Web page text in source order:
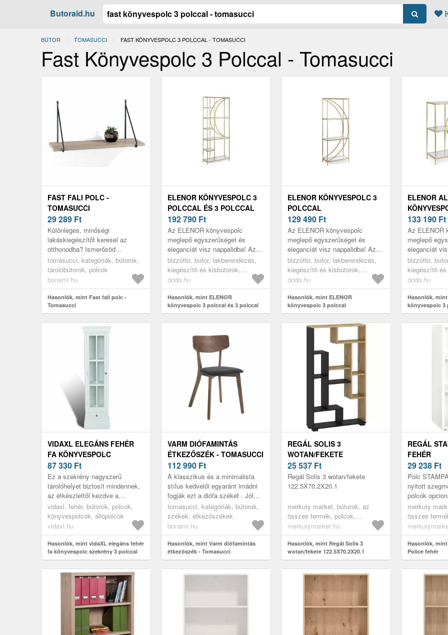
Butoraid.hu
BÚTOR TOMASUCCI JELENLEGI:
FAST KÖNYVESPOLC 3 POLCCAL - TOMASUCCI
Fast Könyvespolc 3 Polccal - Tomasucci
FAST FALI POLC -
TOMASUCCI
29 289 Ft
Különleges, minőségi
lakáskiegészítőt keresel az
otthonodba? Ismerősöd
szülinapja közeleg, és
meglepnéd egy stílusos
aprósággal? Mindkét esetben
tomasucci, kategóriák, bútorok,
tárolóbútorok, polcok
bonami.hu
Hasonlók, mint Fast fali polc -
Tomasucci
ELENOR KÖNYVESPOLC 3
POLCCAL ÉS 3 POLCCAL
192 790 Ft
Az ELENOR könyvespolc
meglepő egyszerűséget és
eleganciát visz nappalidba! Az
arany színnel bevont keret és
fehér polcok remekül
harmonizálnak más ...
bizzotto, bútor, lakberendezés,
kiegészítõ és kisbútorok,
könyvespolc, könyvszekrény
dodo.hu
Hasonlók, mint ELENOR
könyvespolc 3 polccal és 3 polccal
ELENOR KÖNYVESPOLC 3
POLCCAL
129 490 Ft
Az ELENOR könyvespolc
meglepő egyszerűséget és
eleganciát visz nappalidba! Az
arany színnel bevont keret és
fehér polcok remekül
harmonizálnak más ...
bizzotto, bútor, lakberendezés,
kiegészítõ és kisbútorok,
könyvespolc, könyvszekrény
dodo.hu
Hasonlók, mint ELENOR
könyvespolc 3 polccal
ELENOR
133 190 Ft
Az ELENOR
meglepő
eleganciát
arany
fehér polcok
bizzotto,
kiegészítõ
könyvespolc,
dodo.hu
Hasonlók,
könyvespolc 3
VIDAXL ELEGÁNS FEHÉR
FA KÖNYVESPOLC
SZEKRÉNY 3 POLCCAL
87 330 Ft
Ez a szekrény nagyszerű
tárolóhelyet biztosít mindennek,
az étkészlettől kezdve a
könyvekig és a kamra alapvető
kellékeiig.
vidaxl, fehér, bútorok, polcok,
könyvespolcok, állópolcok
vidaxl.hu
Hasonlók, mint vidaXL elegáns fehér
fa könyvespolc szekrény 3 polccal
VARM DIÓFAMINTÁS
ÉTKEZŐSZÉK - TOMASUCCI
112 990 Ft
A klasszikus és a minimalista
stílus kedvelői egyaránt imádni
fogják ezt a diófa széket . Jól
illik a skandináv belső térbe , és
garantáltan egy él...
tomasucci, kategóriák, bútorok,
székek, étkezőszékek
bonami.hu
Hasonlók, mint Varm diófamintás
étkezőszék - Tomasucci
REGÁL SOLIS 3
WOTAN/FEKETE
122.5X70.2X20.1
25 537 Ft
Regál Solis 3 wotan/fekete
122.5X70.2X20.1
merkury market, bútorok, az
összes termék, polcok,
könyvespolcok, nyitott polcok,
szekrények, irodabútorok, fali
polcok, irodai polcok,
polcok gyerekszobába, könyves
merkurymarket.hu
Hasonlók, mint Regál Solis 3
wotan/fekete 122.5X70.2X20.1
REGÁL
FEHÉR
29 238 Ft
Polc
nyitott
polcok
egészíthetők
számos
kombináci...
merkury
összes
gyerekszoba
polcok
Hasonlók,
Police fehér